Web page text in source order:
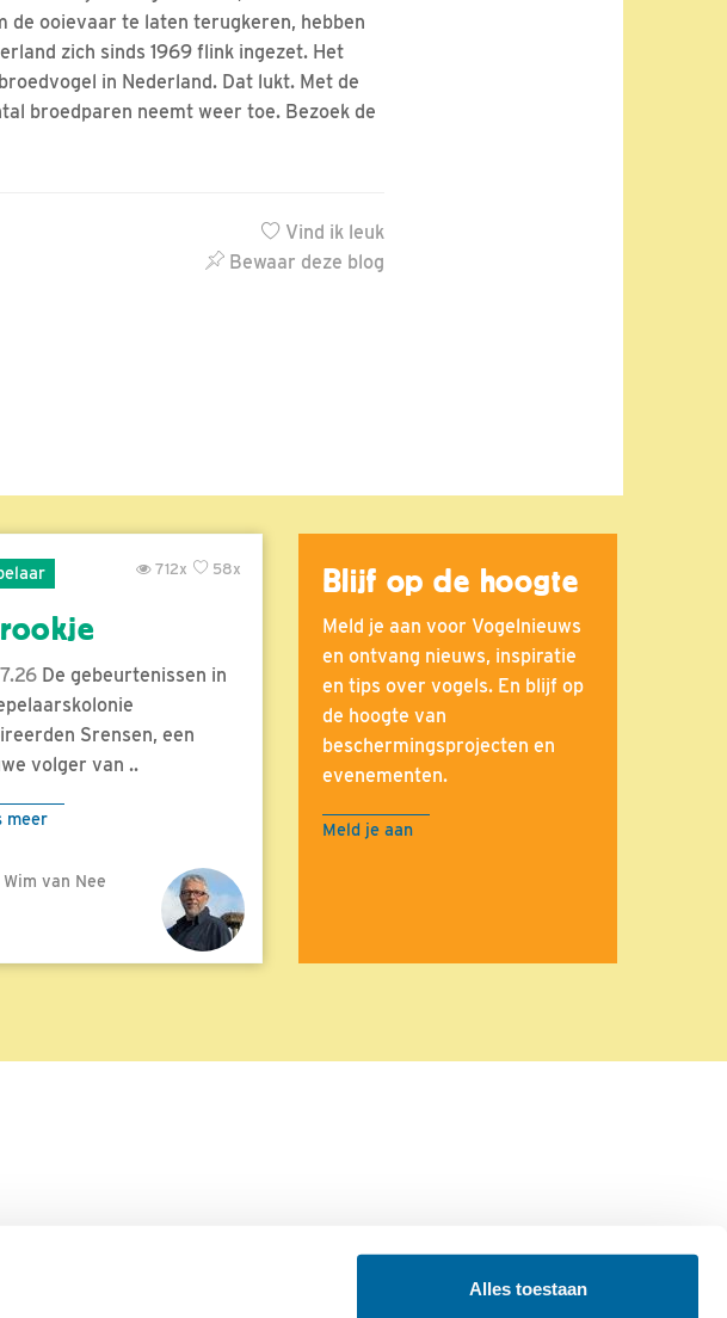
Alles toestaan
de ooievaar te laten terugkeren, hebben
zich sinds 1969 flink ingezet. Het
in Nederland. Dat lukt. Met de
broedparen neemt weer toe. Bezoek de
Vind ik leuk
Bewaar deze blog
58x
712x
De gebeurtenissen in
Srensen, een
volger van ..
meer
van Nee
Blijf op de hoogte
Meld je aan voor Vogelnieuws
en ontvang nieuws, inspiratie
en tips over vogels. En blijf op
de hoogte van
beschermingsprojecten en
evenementen.
Meld je aan